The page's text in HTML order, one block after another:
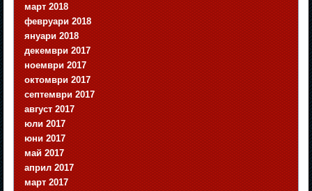
март 2018
февруари 2018
януари 2018
декември 2017
ноември 2017
октомври 2017
септември 2017
август 2017
юли 2017
юни 2017
май 2017
април 2017
март 2017